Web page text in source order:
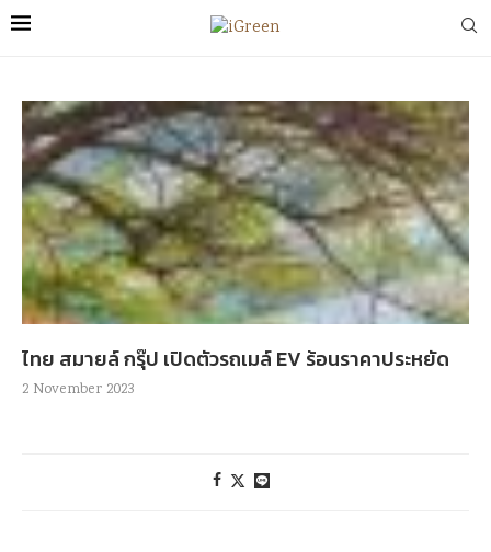
ไทย สมายล์ กรุ๊ป เปิดตัวรถเมล์ EV ร้อนราคาประหยัด
2 November 2023